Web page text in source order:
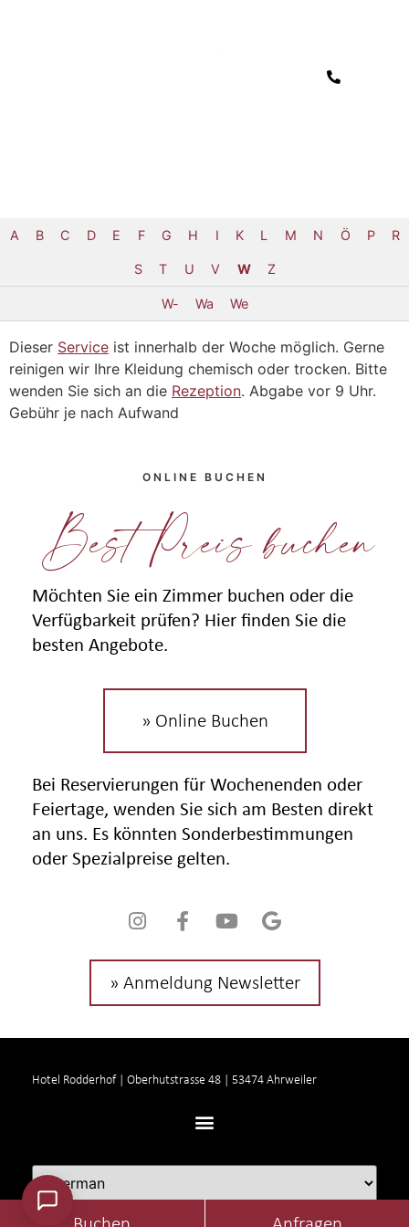
A B C D E F G H I K L M N Ö P R
S T U V W Z
W- Wa We
Dieser Service ist innerhalb der Woche möglich. Gerne
reinigen wir Ihre Kleidung chemisch oder trocken. Bitte
wenden Sie sich an die Rezeption. Abgabe vor 9 Uhr.
Gebühr je nach Aufwand
ONLINE BUCHEN
Best Preis buchen
Möchten Sie ein Zimmer buchen oder die
Verfügbarkeit prüfen? Hier finden Sie die
besten Angebote.
» Online Buchen
Bei Reservierungen für Wochenenden oder
Feiertage, wenden Sie sich am Besten direkt
an uns. Es könnten Sonderbestimmungen
oder Spezialpreise gelten.
» Anmeldung Newsletter
Hotel Rodderhof | Oberhutstrasse 48 | 53474 Ahrweiler